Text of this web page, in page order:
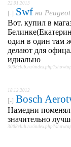
22.01.2013
[-] Swf на
Вот. купил в
один в один там
делают для
идиально
3008club.ru/
18.12.2012
[-] Bosch
Намедни
значительно
3008club.ru/